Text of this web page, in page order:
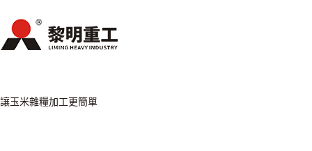
讓玉米雜糧加工更簡單